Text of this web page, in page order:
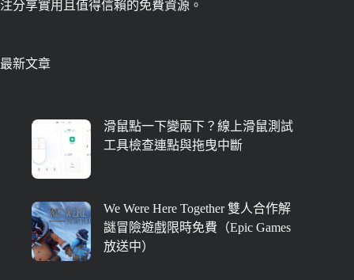
注分享實用且值得信賴的免費資源。
最新文章
滑鼠點一下變兩下？線上滑鼠測試
工具檢查連點與拖曳中斷
We Were Here Together 雙人合作解
謎冒險遊戲限時免費（Epic Games
放送中）